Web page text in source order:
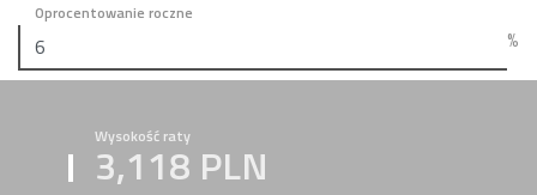
Oprocentowanie roczne
%
Wysokość raty
3,118 PLN